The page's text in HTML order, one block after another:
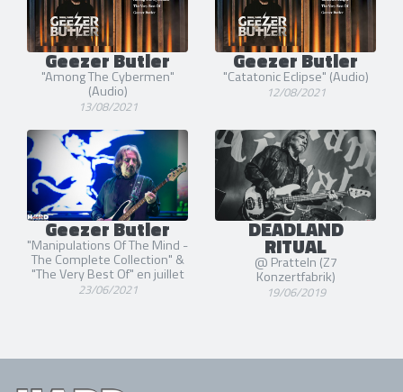
Geezer Butler
"Among The Cybermen"
(Audio)
13/08/2021
Geezer Butler
"Catatonic Eclipse" (Audio)
12/08/2021
Geezer Butler
"Manipulations Of The Mind -
The Complete Collection" &
"The Very Best Of" en juillet
23/06/2021
DEADLAND
RITUAL
@ Pratteln (Z7
Konzertfabrik)
19/06/2019